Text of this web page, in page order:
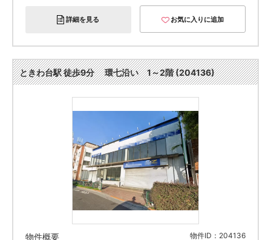
詳細を見る お気に入りに追加
ときわ台駅 徒歩9分 環七沿い 1～2階 (204136)
物件概要 物件ID：204136